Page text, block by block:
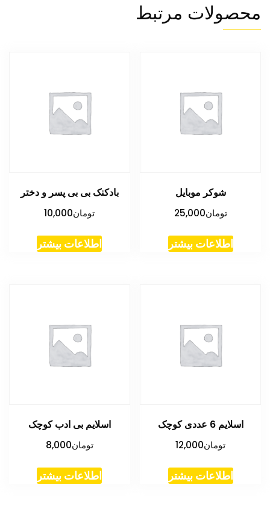
محصولات مرتبط
شوکر موبایل
تومان25,000
اطلاعات بیشتر
بادکنک بی بی پسر و دختر
تومان10,000
اطلاعات بیشتر
اسلایم 6 عددی کوچک
تومان12,000
اطلاعات بیشتر
اسلایم بی ادب کوچک
تومان8,000
اطلاعات بیشتر